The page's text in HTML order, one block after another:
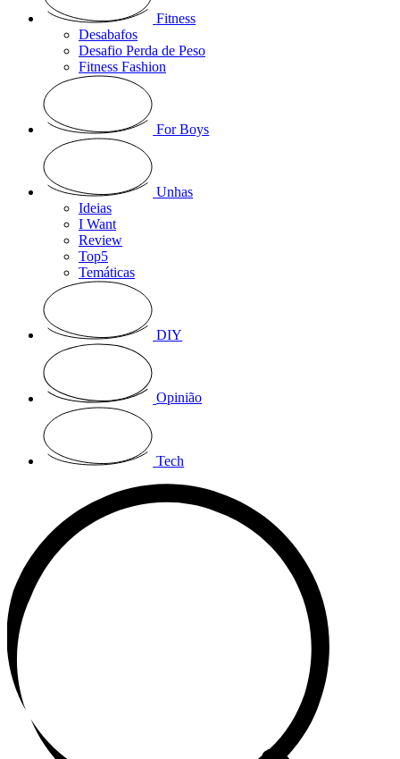
Fitness
Desabafos
Desafio Perda de Peso
Fitness Fashion
For Boys
Unhas
Ideias
I Want
Review
Top5
Temáticas
DIY
Opinião
Tech